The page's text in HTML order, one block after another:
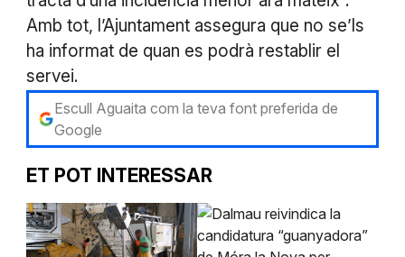
Amb tot, l’Ajuntament assegura que no se’ls
ha informat de quan es podrà restablir el
servei.
Escull Aguaita com la teva font preferida de
Google
ET POT INTERESSAR